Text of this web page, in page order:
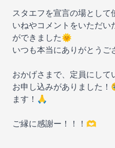
スタエフを宣言の場として
いねやコメントをいただい
ができました🌞
いつも本当にありがとうご
おかげさまで、定員にして
お申し込みがありました
ます！🙏
ご縁に感謝ー！！！🫶